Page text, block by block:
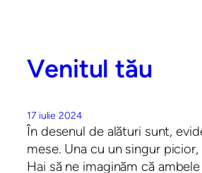
Venitul tău
17 iulie 2024
În desenul de alături sunt,
mese. Una cu un singur
Hai să ne imaginăm că